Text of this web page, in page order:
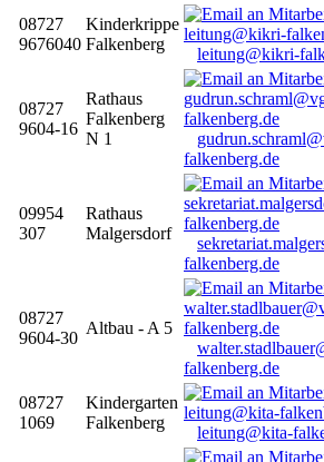
08727
9676040
Kinderkrippe
Falkenberg
leitung@kikri-
08727
9604-16
Rathaus
Falkenberg
N 1
falkenberg.de
09954
307
Rathaus
Malgersdorf
falkenberg.de
08727
9604-30
Altbau - A 5
falkenberg.de
08727
1069
Kindergarten
Falkenberg
leitung@kita-